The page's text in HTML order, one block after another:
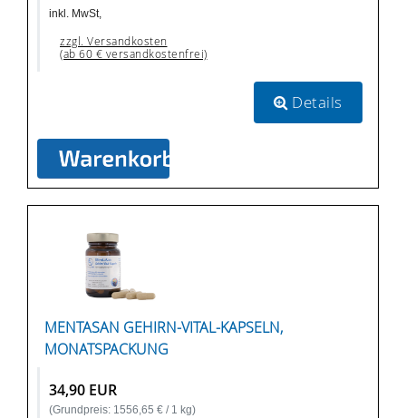
inkl. MwSt,
zzgl. Versandkosten
(ab 60 € versandkostenfrei)
Details
MENTASAN GEHIRN-VITAL-KAPSELN,
MONATSPACKUNG
34,90 EUR
(Grundpreis: 1556,65 € / 1 kg)